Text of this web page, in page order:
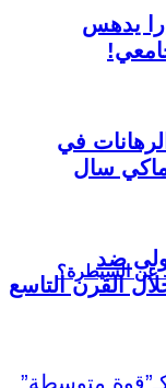
يدهس
في
سال
ضد
القرن التاسع